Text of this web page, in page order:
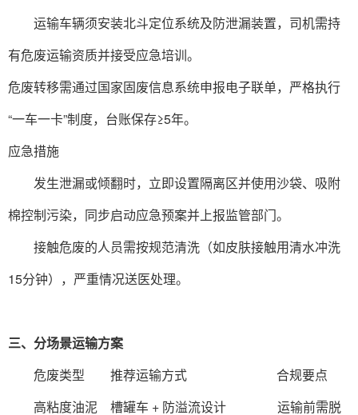
运输车辆须安装北斗定位系统及防泄漏装置，司机需持
有危废运输资质并接受应急培训‌。
危废转移需通过国家固废信息系统申报电子联单，严格执行
“一车一卡”制度，台账保存≥5年。
‌应急措施‌
发生泄漏或倾翻时，立即设置隔离区并使用沙袋、吸附
棉控制污染，同步启动应急预案并上报监管部门。
接触危废的人员需按规范清洗（如皮肤接触用清水冲洗
15分钟），严重情况送医处理‌。
三、‌分场景运输方案‌
‌ 危废类型‌ ‌ 推荐运输方式‌ ‌ 合规要点‌
‌ 高粘度油泥‌ 槽罐车 + 防溢流设计 运输前需脱